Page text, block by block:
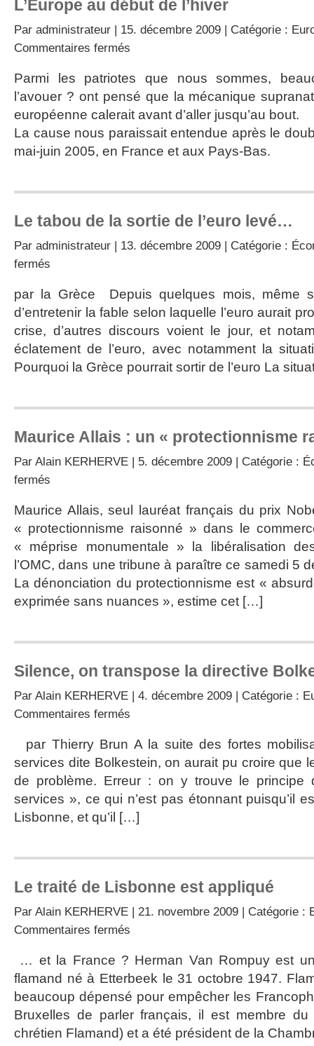
L’Europe au début de l’hiver
Par administrateur | 15. décembre 2009 | Catégorie :
Commentaires fermés
début
de
Parmi les patriotes que nous sommes,
l’avouer ? ont pensé que la mécanique
européenne calerait avant d’aller jusqu’au bout.
La cause nous paraissait entendue après le
mai-juin 2005, en France et aux Pays-Bas.
Le tabou de la sortie de l’euro levé…
Par administrateur | 13. décembre 2009 | Catégorie :
fermés
de
la
de
l’euro
levé…
par la Grèce Depuis quelques mois, même
d’entretenir la fable selon laquelle l’euro aurait
crise, d’autres discours voient le jour, et
éclatement de l’euro, avec notamment la
Pourquoi la Grèce pourrait sortir de l’euro La
Maurice Allais : un « protectionnisme
Par Alain KERHERVE | 5. décembre 2009 | Catégorie :
fermés
:
un
raisonné »
Maurice Allais, seul lauréat français du prix
« protectionnisme raisonné » dans le
« méprise monumentale » la libéralisation
l’OMC, dans une tribune à paraître ce samedi 5
La dénonciation du protectionnisme est «
exprimée sans nuances », estime cet […]
Silence, on transpose la directive
Par Alain KERHERVE | 4. décembre 2009 | Catégorie :
Commentaires fermés
transpose
la
Bolkestein
par Thierry Brun A la suite des fortes
services dite Bolkestein, on aurait pu croire que
de problème. Erreur : on y trouve le principe
services », ce qui n’est pas étonnant puisqu’il
Lisbonne, et qu’il […]
Le traité de Lisbonne est appliqué
Par Alain KERHERVE | 21. novembre 2009 | Catégorie :
Commentaires fermés
de
Lisbonne
appliqué
… et la France ? Herman Van Rompuy est
flamand né à Etterbeek le 31 octobre 1947.
beaucoup dépensé pour empêcher les
Bruxelles de parler français, il est membre du
chrétien Flamand) et a été président de la